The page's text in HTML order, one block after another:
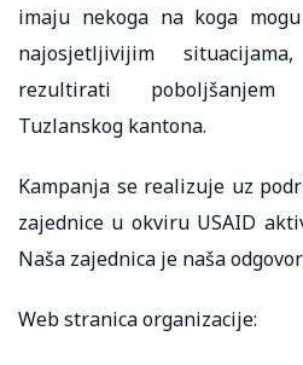
imaju nekoga na koga
najosjetljivijim
rezultirati
Tuzlanskog kantona.
Kampanja se realizuje uz
zajednice u okviru USAID
Naša zajednica je naša
Web stranica organizacije: